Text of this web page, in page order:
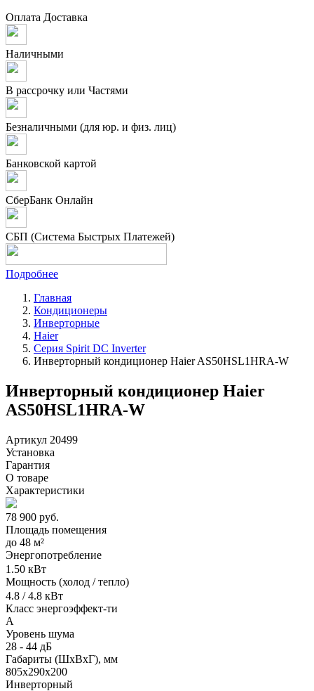
Оплата Доставка
Наличными
В рассрочку или Частями
Безналичными (для юр. и физ. лиц)
Банковской картой
СберБанк Онлайн
СБП (Система Быстрых Платежей)
Подробнее
Главная
Кондиционеры
Инверторные
Haier
Серия Spirit DC Inverter
Инверторный кондиционер Haier AS50HSL1HRA-W
Инверторный кондиционер Haier
AS50HSL1HRA-W
Артикул 20499
Установка
Гарантия
О товаре
Характеристики
78 900 руб.
Площадь помещения
до 48 м²
Энергопотребление
1.50 кВт
Мощность (холод / тепло)
4.8 / 4.8 кВт
Класс энергоэффект-ти
A
Уровень шума
28 - 44 дБ
Габариты (ШxВxГ), мм
805x290x200
Инверторный